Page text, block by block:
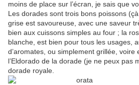
moins de place sur l’écran, je sais que
Les dorades sont trois bons poissons
grise est savoureuse, avec une saveur
bien aux cuissons simples au four ; la
blanche, est bien pour tous les usages,
d’aromates, ou simplement grillée, voire
l’Eldorado de la dorade (je ne peux pas
dorade royale.